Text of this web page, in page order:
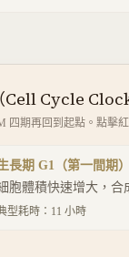
Cycle Clock
期再回到起點。點擊紅
長期 G1（第一間期）
胞體積快速增大，合
型耗時： 11 小時